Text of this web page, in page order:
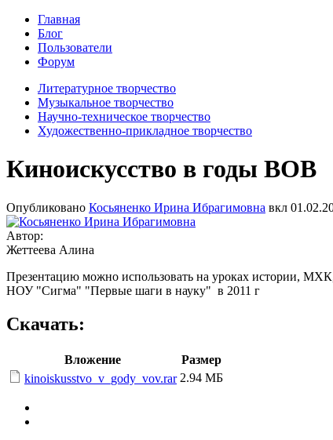
Главная
Блог
Пользователи
Форум
Литературное творчество
Музыкальное творчество
Научно-техническое творчество
Художественно-прикладное творчество
Киноискусство в годы ВОВ
Опубликовано Косьяненко Ирина Ибрагимовна вкл
Автор:
Жеттеева Алина
Презентацию можно использовать на уроках истории,
НОУ "Сигма" "Первые шаги в науку" в 2011 г
Скачать:
Вложение
Размер
kinoiskusstvo_v_gody_vov.rar 2.94 МБ